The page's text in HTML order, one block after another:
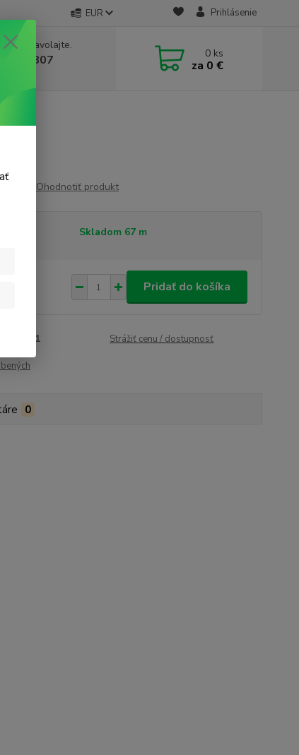
EUR Prihlásenie
Zavolajte.
131 807
hod.)
0 ks
za 0 €
Ohodnotiť produkt
Skladom 67 m
Pridať do košíka
1601 Strážiť cenu / dostupnosť
0